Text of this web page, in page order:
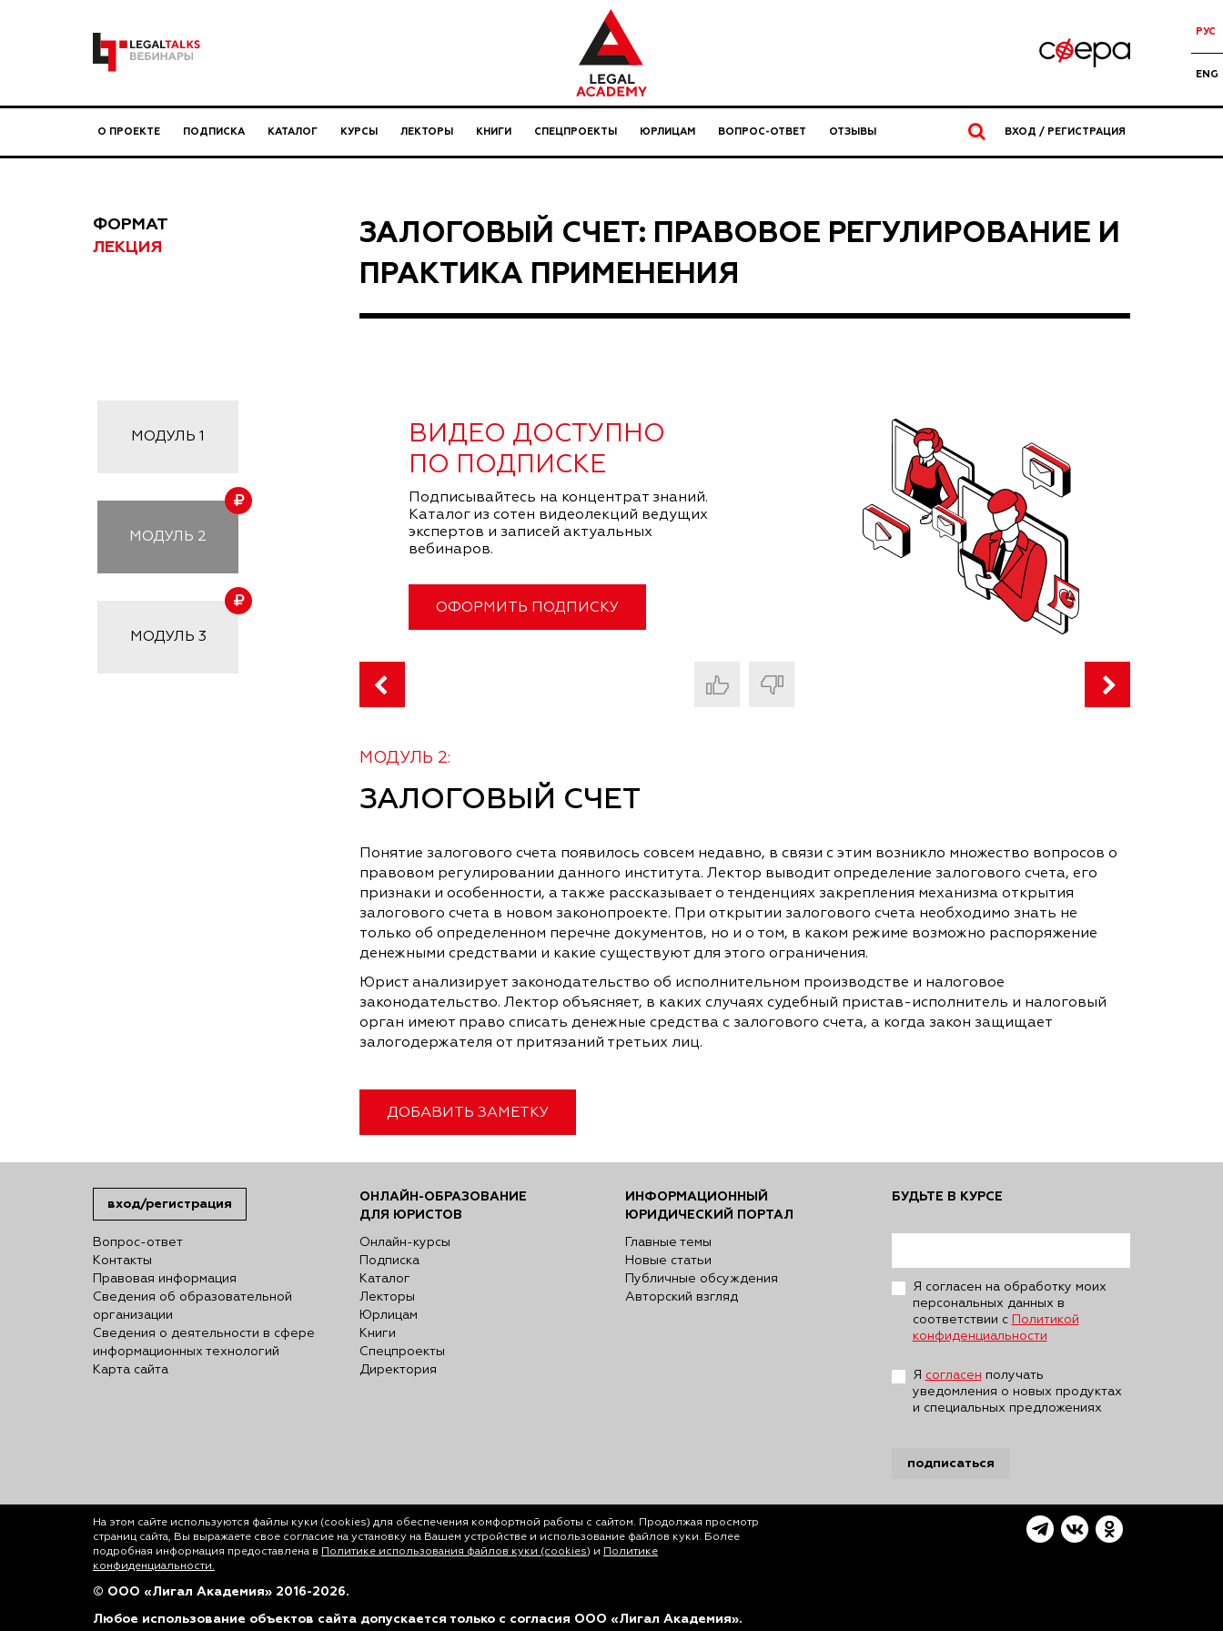
РУС
ENG
О ПРОЕКТЕ ПОДПИСКА КАТАЛОГ КУРСЫ ЛЕКТОРЫ КНИГИ СПЕЦПРОЕКТЫ ЮРЛИЦАМ ВОПРОС-ОТВЕТ ОТЗЫВЫ ВХОД / РЕГИСТРАЦИЯ
ФОРМАТ
ЛЕКЦИЯ
ЗАЛОГОВЫЙ СЧЕТ: ПРАВОВОЕ РЕГУЛИРОВАНИЕ И
ПРАКТИКА ПРИМЕНЕНИЯ
МОДУЛЬ 1
МОДУЛЬ 2
МОДУЛЬ 3
ВИДЕО ДОСТУПНО
ПО ПОДПИСКЕ
Подписывайтесь на концентрат знаний.
Каталог из сотен видеолекций ведущих
экспертов и записей актуальных
вебинаров.
ОФОРМИТЬ ПОДПИСКУ
МОДУЛЬ 2:
ЗАЛОГОВЫЙ СЧЕТ
Понятие залогового счета появилось совсем недавно, в связи с этим возникло множество вопросов о
правовом регулировании данного института. Лектор выводит определение залогового счета, его
признаки и особенности, а также рассказывает о тенденциях закрепления механизма открытия
залогового счета в новом законопроекте. При открытии залогового счета необходимо знать не
только об определенном перечне документов, но и о том, в каком режиме возможно распоряжение
денежными средствами и какие существуют для этого ограничения.
Юрист анализирует законодательство об исполнительном производстве и налоговое
законодательство. Лектор объясняет, в каких случаях судебный пристав-исполнитель и налоговый
орган имеют право списать денежные средства с залогового счета, а когда закон защищает
залогодержателя от притязаний третьих лиц.
ДОБАВИТЬ ЗАМЕТКУ
вход/регистрация
Вопрос-ответ
Контакты
Правовая информация
Сведения об образовательной
организации
Сведения о деятельности в сфере
информационных технологий
Карта сайта
ОНЛАЙН-ОБРАЗОВАНИЕ
ДЛЯ ЮРИСТОВ
Онлайн-курсы
Подписка
Каталог
Лекторы
Юрлицам
Книги
Спецпроекты
Директория
ИНФОРМАЦИОННЫЙ
ЮРИДИЧЕСКИЙ ПОРТАЛ
Главные темы
Новые статьи
Публичные обсуждения
Авторский взгляд
БУДЬТЕ В КУРСЕ
Я согласен на обработку моих
персональных данных в
соответствии с Политикой
конфиденциальности
Я согласен получать
уведомления о новых продуктах
и специальных предложениях
подписаться
На этом сайте используются файлы куки (cookies) для обеспечения комфортной работы с сайтом. Продолжая просмотр
страниц сайта, Вы выражаете свое согласие на установку на Вашем устройстве и использование файлов куки. Более
подробная информация предоставлена в Политике использования файлов куки (cookies) и Политике
конфиденциальности.
© ООО «Лигал Академия» 2016-2026.
Любое использование объектов сайта допускается только с согласия ООО «Лигал Академия».
На этом сайте используются файлы куки (cookies) для обеспечения комфортной работы с сайтом. Продолжая просмотр страниц сайта, Вы выражаете свое согласие